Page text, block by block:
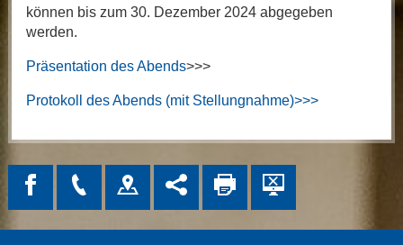
können bis zum 30. Dezember 2024 abgegeben
werden.
Präsentation des Abends>>>
Protokoll des Abends (mit Stellungnahme)>>>